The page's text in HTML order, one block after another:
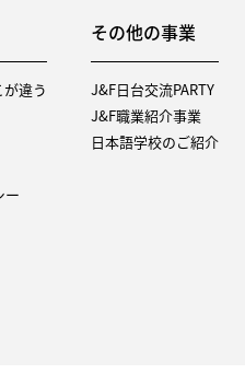
違う
ー
その他の事業
J&F日台交流PARTY
J&F職業紹介事業
日本語学校のご紹介